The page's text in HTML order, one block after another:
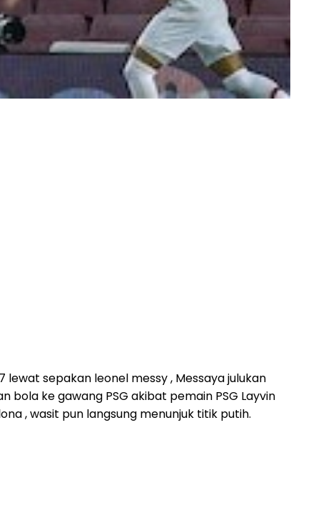
sepakan leonel messy , Messaya julukan
bola ke gawang PSG akibat pemain PSG Layvin
, wasit pun langsung menunjuk titik putih.